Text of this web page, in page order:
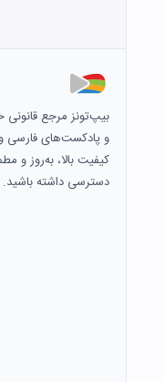
بیپ‌تونز مرجع
و پادکست‌های فارسی و
کیفیت بالا، به‌روز و
دسترسی داشته باشید.